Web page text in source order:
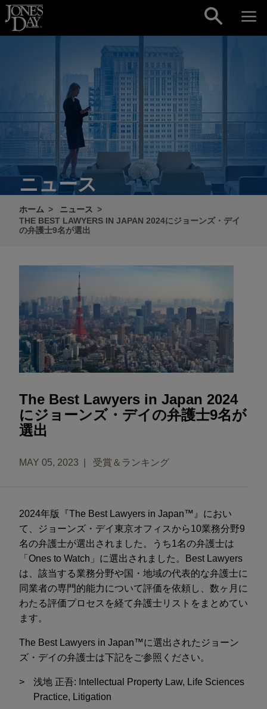
Skip to content
ニュース
ホーム
ニュース
THE BEST LAWYERS IN JAPAN 2024にジョーンズ・デイ
の弁護士9名が選出
The Best Lawyers in Japan 2024
にジョーンズ・デイの弁護士9名が
選出
MAY 05, 2023 受賞＆ランキング
2024年版『The Best Lawyers in Japan™』におい
て、ジョーンズ・デイ東京オフィスから10業務分野9
名の弁護士が選出されました。うち1名の弁護士は
「Ones to Watch」に選出されました。Best Lawyers
は、該当する業務分野や国・地域の代表的な弁護士に
同業者の専門的能力について評価を依頼し、数ヶ月に
わたる評価プロセスを経て弁護士リストをまとめてい
ます。
The Best Lawyers in Japan™に選出されたジョーン
ズ・デイの弁護士は下記をご参照ください。
浅地 正吾: Intellectual Property Law, Life Sciences
Practice, Litigation